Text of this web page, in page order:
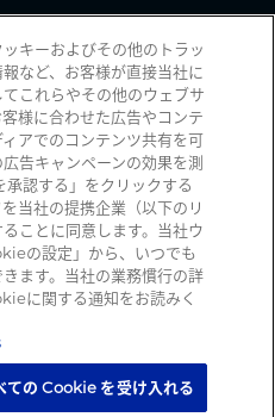
欺の疑いのある不審な電子メール、ソ
メッセージ、または電話を受信した
rights reserved.サイト利用規約
キーおよびその他のトラッ
など、お客様が直接当社に
これらやその他のウェブサ
様に合わせた広告やコンテ
アでのコンテンツ共有を可
告キャンペーンの効果を測
認する」をクリックする
当社の提携企業（以下のリ
ことに同意します。当社ウ
の設定」から、いつでも
ます。当社の業務慣行の詳
に関する通知をお読みく
ての Cookie を受け入れる